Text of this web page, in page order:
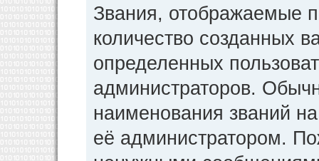
Звания, отображаемые
количество созданных
определенных
администраторов.
наименования званий
её администратором.